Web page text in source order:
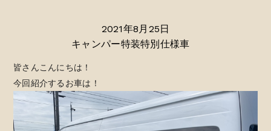
2021年8月25日
キャンパー特装特別仕様車
皆さんこんにちは！
今回紹介するお車は！